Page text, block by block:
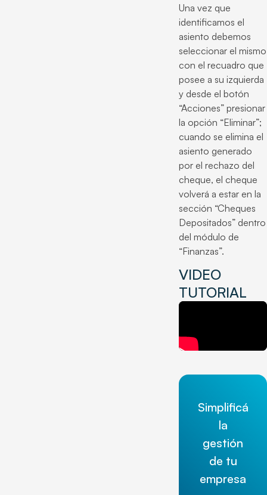
Una vez que
identificamos el
asiento debemos
seleccionar el mismo
con el recuadro que
posee a su izquierda
y desde el botón
“Acciones” presionar
la opción “Eliminar”;
cuando se elimina el
asiento generado
por el rechazo del
cheque, el cheque
volverá a estar en la
sección “Cheques
Depositados” dentro
del módulo de
“Finanzas”.
VIDEO
TUTORIAL
Simplificá
la
gestión
de tu
empresa